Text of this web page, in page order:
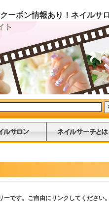
ーポン情報あり！ネイルサ
ーです。ご自由にリンクしてください。